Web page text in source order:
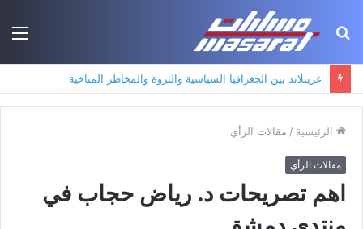
بحث
غرينلاند بين الجغرافيا السياسية والثروة والمخاطر المناخية
الرئيسية / مقالات الرأي
مقالات الرأي
اهم تصريحات د. رياض حجاب في